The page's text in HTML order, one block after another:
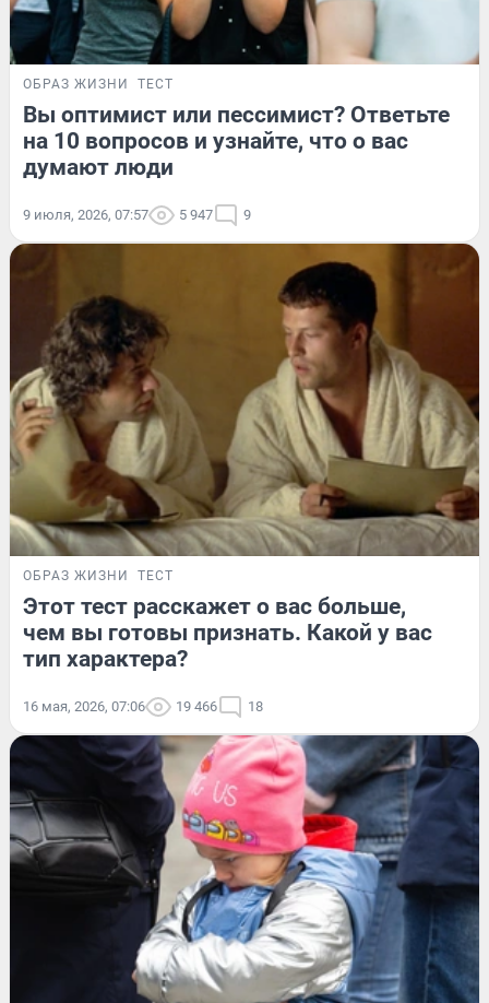
ОБРАЗ ЖИЗНИ ТЕСТ
Вы оптимист или пессимист? Ответьте
на 10 вопросов и узнайте, что о вас
думают люди
9 июля, 2026, 07:57 5 947 9
ОБРАЗ ЖИЗНИ ТЕСТ
Этот тест расскажет о вас больше,
чем вы готовы признать. Какой у вас
тип характера?
16 мая, 2026, 07:06 19 466 18